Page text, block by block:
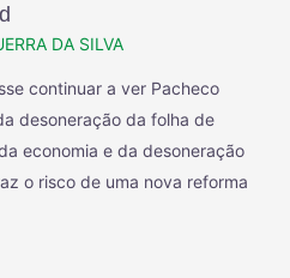
DA SILVA
continuar a ver Pacheco
desoneração da folha de
economia e da desoneração
o risco de uma nova reforma